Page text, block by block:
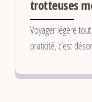
trotteuses
Voyager légère
praticité, c’est